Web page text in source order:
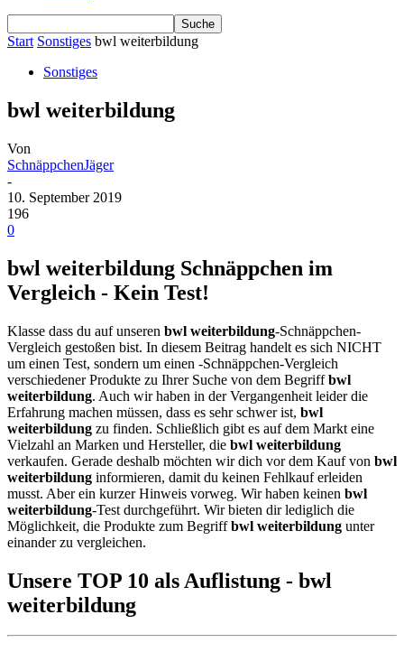
Start Sonstiges bwl weiterbildung
Sonstiges
bwl weiterbildung
Von
SchnäppchenJäger
-
10. September 2019
196
0
bwl weiterbildung Schnäppchen im
Vergleich - Kein Test!
Klasse dass du auf unseren bwl weiterbildung-Schnäppchen-
Vergleich gestoßen bist. In diesem Beitrag handelt es sich NICHT
um einen Test, sondern um einen -Schnäppchen-Vergleich
verschiedener Produkte zu Ihrer Suche von dem Begriffbwl
weiterbildung. Auch wir haben in der Vergangenheit leider die
Erfahrung machen müssen, dass es sehr schwer ist, bwl
weiterbildung zu finden. Schließlich gibt es auf dem Markt eine
Vielzahl an Marken und Hersteller, die bwl weiterbildung
verkaufen. Gerade deshalb möchten wir dich vor dem Kauf von bwl
weiterbildung informieren, damit du keinen Fehlkauf erleiden
musst. Aber ein kurzer Hinweis vorweg. Wir haben keinen bwl
weiterbildung-Test durchgeführt. Wir bieten dir lediglich die
Möglichkeit, die Produkte zum Begriffbwl weiterbildung unter
einander zu vergleichen.
Unsere TOP 10 als Auflistung - bwl
weiterbildung